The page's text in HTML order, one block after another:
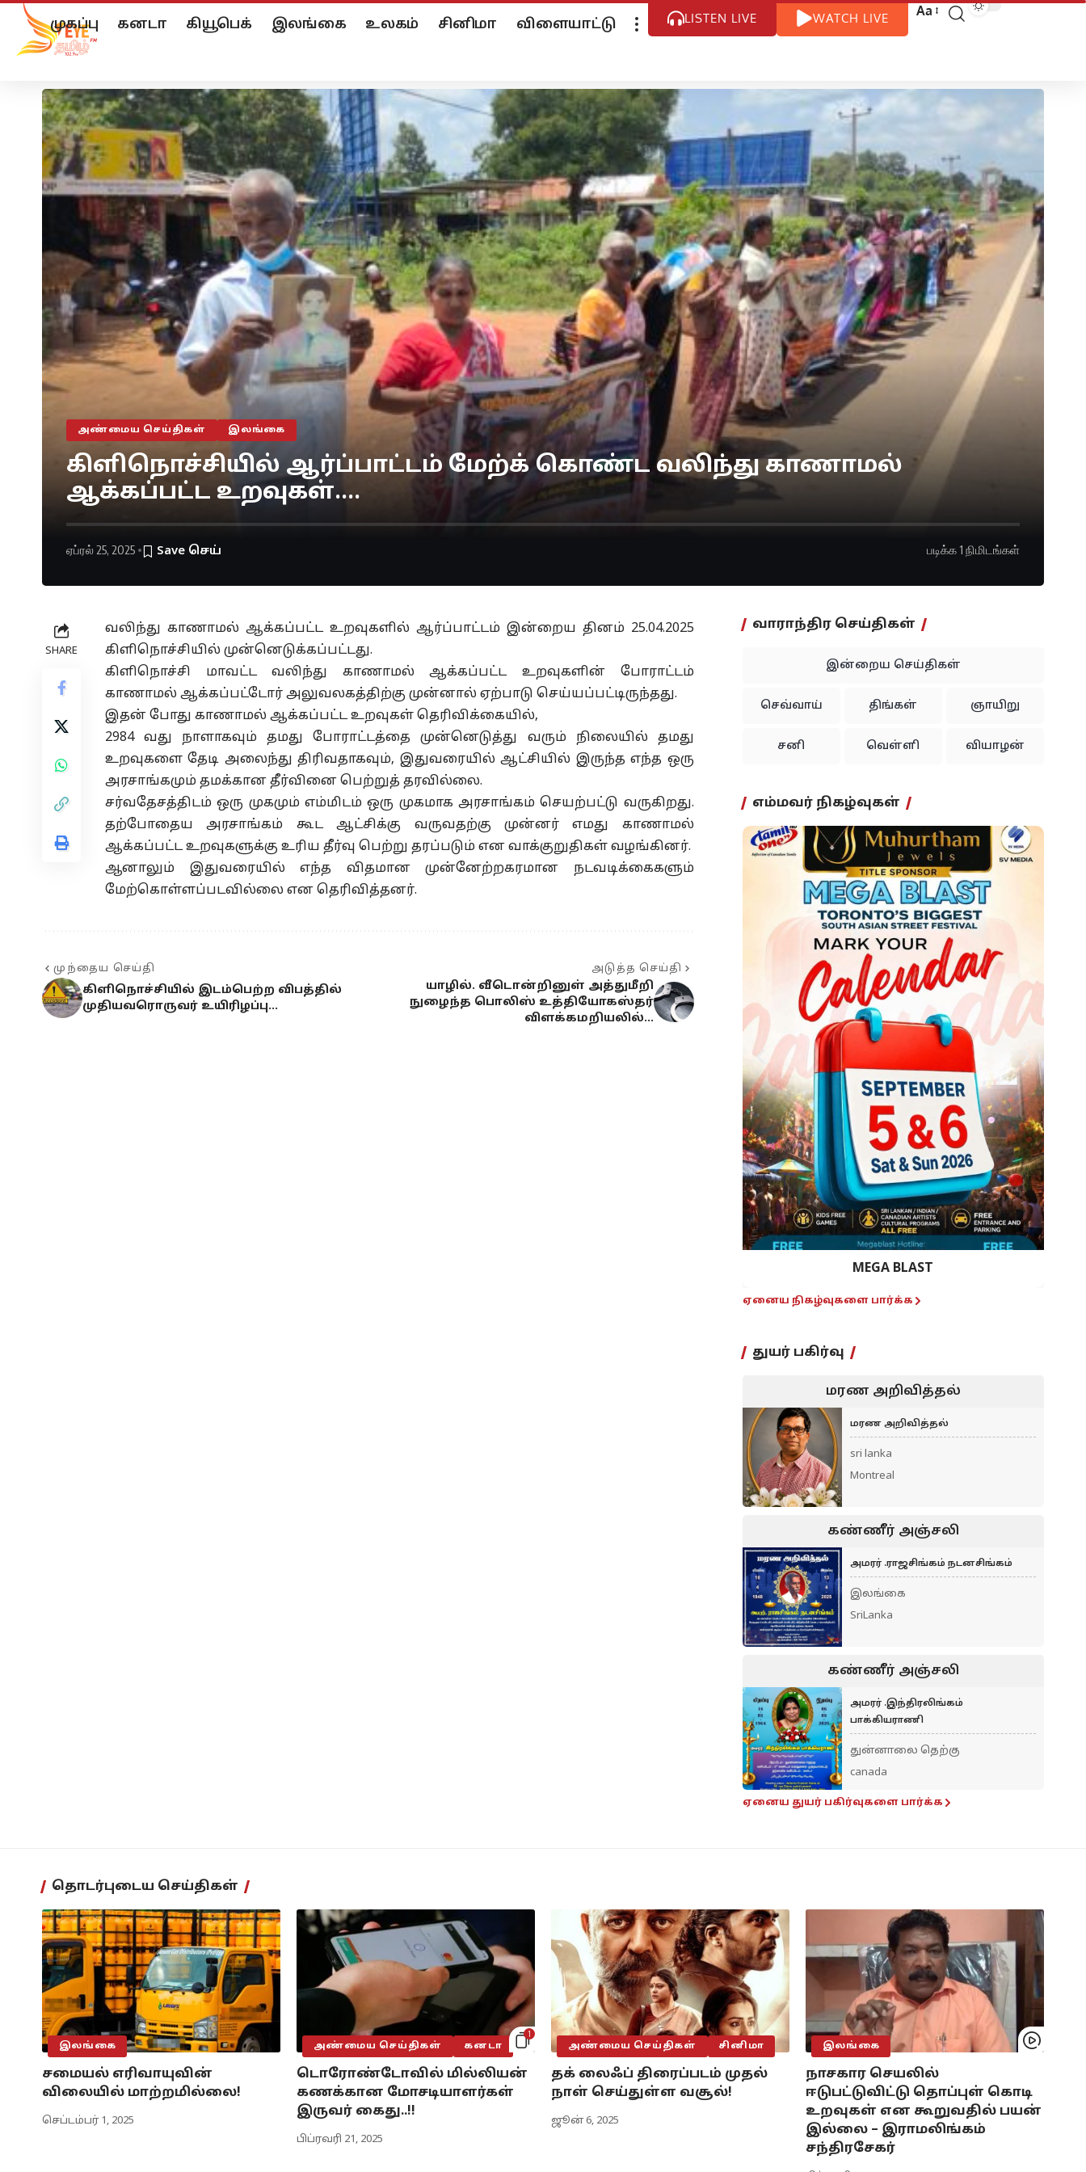
முகப்பு கனடா கியூபெக் இலங்கை உலகம் சினிமா விளையாட்டு LISTEN LIVE WATCH LIVE Aa
அண்மைய செய்திகள் இலங்கை
கிளிநொச்சியில் ஆர்ப்பாட்டம் மேற்க் கொண்ட வலிந்து காணாமல்
ஆக்கப்பட்ட உறவுகள்….
ஏப்ரல் 25, 2025 படிக்க 1 நிமிடங்கள்
SHARE
வலிந்து காணாமல் ஆக்கப்பட்ட உறவுகளில் ஆர்ப்பாட்டம் இன்றைய தினம் 25.04.2025
கிளிநொச்சியில் முன்னெடுக்கப்பட்டது.
கிளிநொச்சி மாவட்ட வலிந்து காணாமல் ஆக்கப்பட்ட உறவுகளின் போராட்டம்
காணாமல் ஆக்கப்பட்டோர் அலுவலகத்திற்கு முன்னால் ஏற்பாடு செய்யப்பட்டிருந்தது.
இதன் போது காணாமல் ஆக்கப்பட்ட உறவுகள் தெரிவிக்கையில்,
2984 வது நாளாகவும் தமது போராட்டத்தை முன்னெடுத்து வரும் நிலையில் தமது
உறவுகளை தேடி அலைந்து திரிவதாகவும், இதுவரையில் ஆட்சியில் இருந்த எந்த ஒரு
அரசாங்கமும் தமக்கான தீர்வினை பெற்றுத் தரவில்லை.
சர்வதேசத்திடம் ஒரு முகமும் எம்மிடம் ஒரு முகமாக அரசாங்கம் செயற்பட்டு வருகிறது.
தற்போதைய அரசாங்கம் கூட ஆட்சிக்கு வருவதற்கு முன்னர் எமது காணாமல்
ஆக்கப்பட்ட உறவுகளுக்கு உரிய தீர்வு பெற்று தரப்படும் என வாக்குறுதிகள் வழங்கினர்.
ஆனாலும் இதுவரையில் எந்த விதமான முன்னேற்றகரமான நடவடிக்கைகளும்
மேற்கொள்ளப்படவில்லை என தெரிவித்தனர்.
முந்தைய செய்தி
கிளிநொச்சியில் இடம்பெற்ற விபத்தில்
முதியவரொருவர் உயிரிழப்பு…
அடுத்த செய்தி
யாழில். வீடொன்றினுள் அத்துமீறி
நுழைந்த பொலிஸ் உத்தியோகஸ்தர்
விளக்கமறியலில்…
வாராந்திர செய்திகள்
இன்றைய செய்திகள்
செவ்வாய் திங்கள் ஞாயிறு
சனி வெள்ளி வியாழன்
எம்மவர் நிகழ்வுகள்
MEGA BLAST
ஏனைய நிகழ்வுகளை பார்க்க
துயர் பகிர்வு
மரண அறிவித்தல்
மரண அறிவித்தல்
sri lanka
Montreal
கண்ணீர் அஞ்சலி
அமரர் .ராஜசிங்கம் நடனசிங்கம்
இலங்கை
SriLanka
கண்ணீர் அஞ்சலி
அமரர் .இந்திரலிங்கம்
பாக்கியராணி
துன்னாலை தெற்கு
canada
ஏனைய துயர் பகிர்வுகளை பார்க்க
தொடர்புடைய செய்திகள்
இலங்கை
சமையல் எரிவாயுவின்
விலையில் மாற்றமில்லை!
செப்டம்பர் 1, 2025
1
அண்மைய செய்திகள் கனடா
டொரோண்டோவில் மில்லியன்
கணக்கான மோசடியாளர்கள்
இருவர் கைது..!!
பிப்ரவரி 21, 2025
அண்மைய செய்திகள் சினிமா
தக் லைஃப் திரைப்படம் முதல்
நாள் செய்துள்ள வசூல்!
ஜூன் 6, 2025
இலங்கை
நாசகார செயலில்
ஈடுபட்டுவிட்டு தொப்புள் கொடி
உறவுகள் என கூறுவதில் பயன்
இல்லை – இராமலிங்கம்
சந்திரசேகர்